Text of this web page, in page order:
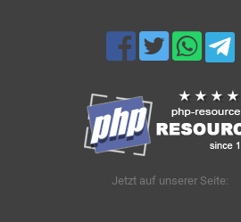
Jetzt auf unserer Seite: